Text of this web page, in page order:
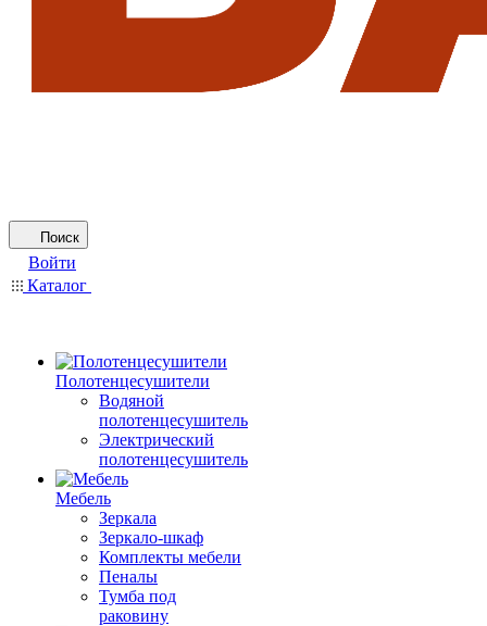
Поиск
Войти
Каталог
Полотенцесушители
Водяной
полотенцесушитель
Электрический
полотенцесушитель
Мебель
Зеркала
Зеркало-шкаф
Комплекты мебели
Пеналы
Тумба под
раковину